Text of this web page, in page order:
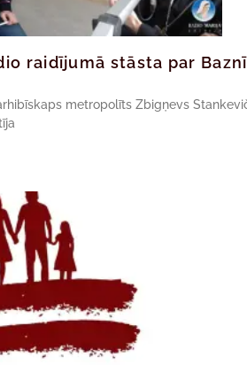
raidījumā stāsta par
metropolīts Zbigņevs